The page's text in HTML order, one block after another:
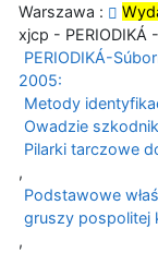
Warszawa :
xjcp - PERIODIKÁ
PERIODIKÁ-
2005:
Metody
Owadzie
Pilarki tarczowe
,
Podstawowe
gruszy pospolitej
,